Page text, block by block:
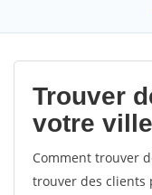
Trouver
votre
Comment trouver
trouver des clients